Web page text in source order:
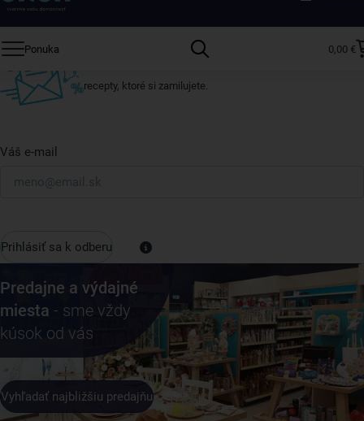
Ponuka 0,00 €
Prihláste sa k odberu nášho newslettera.
recepty, ktoré si zamilujete.
Váš e-mail
Prihlásiť sa k odberu
Predajne a výdajné
miesta - sme vždy
kúsok od vás
Vyhľadať najbližšiu predajňu